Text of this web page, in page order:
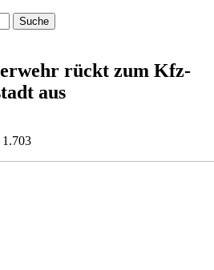
rückt zum Kfz-
aus
1.703